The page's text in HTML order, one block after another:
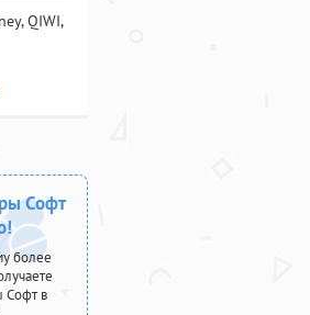
QIWI,
Софт
более
Софт в